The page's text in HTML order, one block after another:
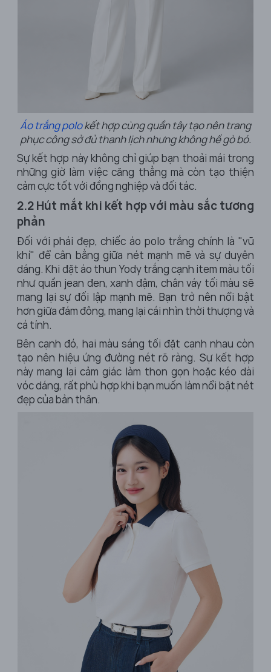
Áo trắng polokết hợp cùng quần tây tạo nên trang
phục công sở đủ thanh lịch nhưng không hề gò bó.
Sự kết hợp này không chỉ giúp bạn thoải mái trong
những giờ làm việc căng thẳng mà còn tạo thiện
cảm cực tốt với đồng nghiệp và đối tác.
2.2 Hút mắt khi kết hợp với màu sắc tương
phản
Đối với phái đẹp, chiếc áo polo trắng chính là "vũ
khí" để cân bằng giữa nét mạnh mẽ và sự duyên
dáng. Khi đặt áo thun Yody trắng cạnh item màu tối
như quần jean đen, xanh đậm, chân váy tối màu sẽ
mang lại sự đối lập mạnh mẽ. Bạn trở nên nổi bật
hơn giữa đám đông, mang lại cái nhìn thời thượng và
cá tính.
Bên cạnh đó, hai màu sáng tối đặt cạnh nhau còn
tạo nên hiệu ứng đường nét rõ ràng. Sự kết hợp
này mang lại cảm giác làm thon gọn hoặc kéo dài
vóc dáng, rất phù hợp khi bạn muốn làm nổi bật nét
đẹp của bản thân.